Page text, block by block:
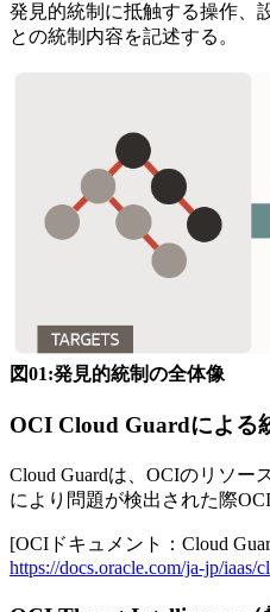
発見的統制に抵触する操作、
との統制内容を記述する。
図01:発見的統制の全体像
OCI Cloud Guardによる
Cloud Guardは、OCIのリソ
により問題が検出された際
[OCIドキュメント：Cloud
https://docs.oracle.com/ja-jp/iaas/